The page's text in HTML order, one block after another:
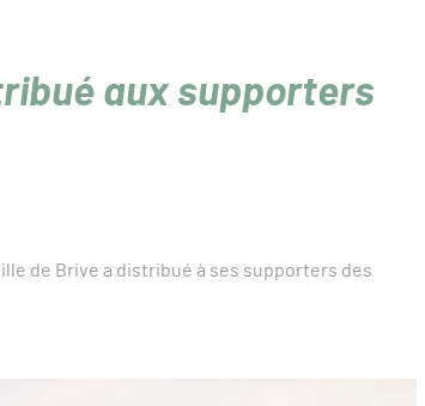
aux supporters
de Brive a distribué à ses supporters des